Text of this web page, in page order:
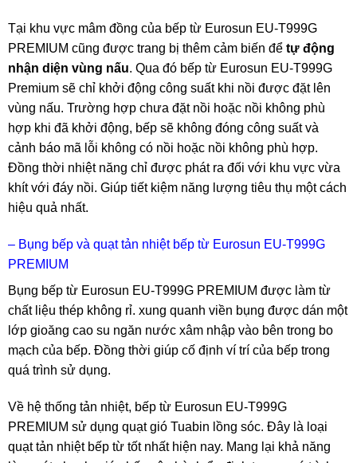
Tại khu vực mâm đồng của bếp từ Eurosun EU-T999G
PREMIUM cũng được trang bị thêm cảm biến để tự động
nhận diện vùng nấu. Qua đó bếp từ Eurosun EU-T999G
Premium sẽ chỉ khởi động công suất khi nồi được đặt lên
vùng nấu. Trường hợp chưa đặt nồi hoặc nồi không phù
hợp khi đã khởi động, bếp sẽ không đóng công suất và
cảnh báo mã lỗi không có nồi hoặc nồi không phù hợp.
Đồng thời nhiệt năng chỉ được phát ra đối với khu vực vừa
khít với đáy nồi. Giúp tiết kiệm năng lượng tiêu thụ một cách
hiệu quả nhất.
– Bụng bếp và quạt tản nhiệt bếp từ Eurosun EU-T999G
PREMIUM
Bụng bếp từ Eurosun EU-T999G PREMIUM được làm từ
chất liệu thép không rỉ. xung quanh viền bụng được dán một
lớp gioăng cao su ngăn nước xâm nhập vào bên trong bo
mạch của bếp. Đồng thời giúp cố định ví trí của bếp trong
quá trình sử dụng.
Về hệ thống tản nhiệt, bếp từ Eurosun EU-T999G
PREMIUM sử dụng quạt gió Tuabin lồng sóc. Đây là loại
quạt tản nhiệt bếp từ tốt nhất hiện nay. Mang lại khả năng